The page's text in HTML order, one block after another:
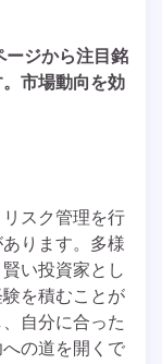
ージから注目銘
市場動向を効
スク管理を行
ります。多様
い投資家とし
を積むことが
自分に合った
の道を開くで